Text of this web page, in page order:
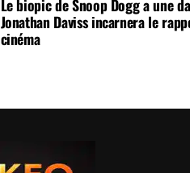
Le biopic de Snoop Dogg a une
Jonathan Daviss incarnera le
cinéma